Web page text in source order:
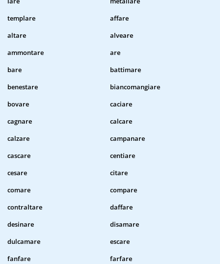
templare
affare
altare
alveare
ammontare
are
bare
battimare
benestare
biancomangiare
bovare
caciare
cagnare
calcare
calzare
campanare
cascare
centiare
cesare
citare
comare
compare
contraltare
daffare
desinare
disamare
dulcamare
escare
fanfare
farfare